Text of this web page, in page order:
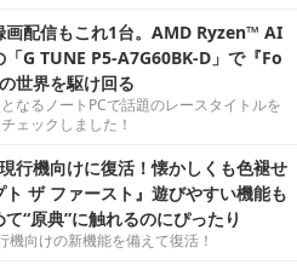
画配信もこれ1台。AMD Ryzen™ AI
G TUNE P5-A7G60BK-D」で『Fo
世界を駆け回る
なるノートPCで話題のレースタイトルを
ェックしました！
行機向けに復活！懐かしくも色褪せ
ザ ファースト』遊びやすい機能も
“原典”に触れるのにぴったり
機向けの新機能を備えて復活！